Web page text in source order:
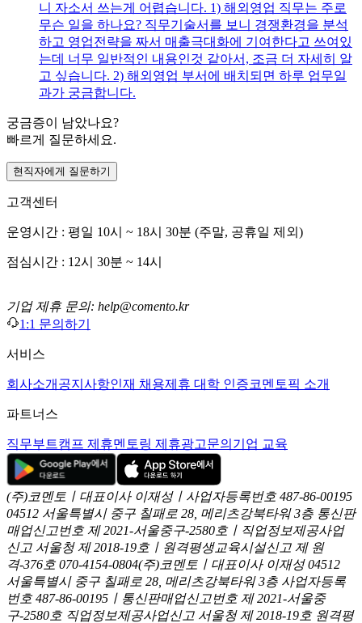
니 자소서 쓰는게 어렵습니다. 1) 해외영업 직무는 주로
무슨 일을 하나요? 직무기술서를 보니 경쟁환경을 분석
하고 영업전략을 짜서 매출극대화에 기여한다고 쓰여있
는데 너무 일반적인 내용인것 같아서, 조금 더 자세히 알
고 싶습니다. 2) 해외영업 부서에 배치되면 하루 업무일
과가 궁금합니다.
궁금증이 남았나요?
빠르게 질문하세요.
현직자에게 질문하기
고객센터
운영시간 : 평일 10시 ~ 18시 30분 (주말, 공휴일 제외)
점심시간 : 12시 30분 ~ 14시
기업 제휴 문의: help@comento.kr
1:1 문의하기
서비스
회사소개 공지사항인재 채용제휴 대학 인증코멘토픽 소개
파트너스
직무부트캠프 제휴멘토링 제휴광고문의 기업 교육
(주)코멘토ㅣ대표이사 이재성ㅣ사업자등록번호 487-86-00195
04512 서울특별시 중구 칠패로 28, 메리츠강북타워 3층 통신판
매업신고번호 제 2021-서울중구-2580호ㅣ직업정보제공사업
신고 서울청 제 2018-19호ㅣ원격평생교육시설신고 제 원
격-376호 070-4154-0804(주)코멘토ㅣ대표이사 이재성 04512
서울특별시 중구 칠패로 28, 메리츠강북타워 3층 사업자등록
번호 487-86-00195ㅣ통신판매업신고번호 제 2021-서울중
구-2580호 직업정보제공사업신고 서울청 제 2018-19호 원격평